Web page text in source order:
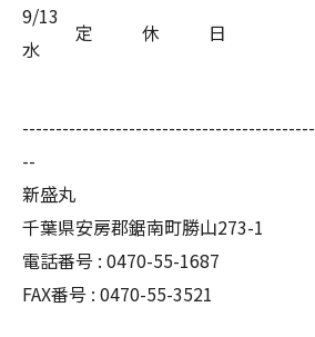
9/13
水
定 休 日
--
新盛丸
千葉県安房郡鋸南町勝山273-1
電話番号 : 0470-55-1687
FAX番号 : 0470-55-3521